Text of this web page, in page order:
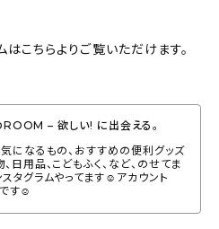
こちらよりご覧いただけます。
– 欲しい! に出会える。
気になるもの、おすすめの便利グッズ
日用品、こどもふく、など、のせてま
タグラムやってます☺︎アカウント
す☺︎